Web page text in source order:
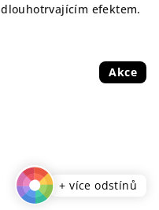
dlouhotrvajícím efektem.
Akce
+ více odstínů